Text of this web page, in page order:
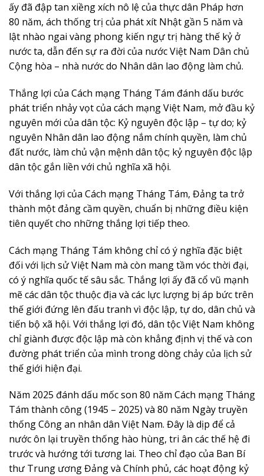
ấy đã đập tan xiềng xích nô lệ của thực dân Pháp hơn
80 năm, ách thống trị của phát xít Nhật gần 5 năm và
lật nhào ngai vàng phong kiến ngự trị hàng thế kỷ ở
nước ta, dẫn đến sự ra đời của nước Việt Nam Dân chủ
Cộng hòa – nhà nước do Nhân dân lao động làm chủ.
Thắng lợi của Cách mạng Tháng Tám đánh dấu bước
phát triển nhảy vọt của cách mạng Việt Nam, mở đầu kỷ
nguyên mới của dân tộc: Kỷ nguyên độc lập – tự do; kỷ
nguyên Nhân dân lao động nắm chính quyền, làm chủ
đất nước, làm chủ vận mệnh dân tộc; kỷ nguyên độc lập
dân tộc gắn liền với chủ nghĩa xã hội.
Với thắng lợi của Cách mạng Tháng Tám, Đảng ta trở
thành một đảng cầm quyền, chuẩn bị những điều kiện
tiên quyết cho những thắng lợi tiếp theo.
Cách mạng Tháng Tám không chỉ có ý nghĩa đặc biệt
đối với lịch sử Việt Nam mà còn mang tầm vóc thời đại,
có ý nghĩa quốc tế sâu sắc. Thắng lợi ấy đã cổ vũ mạnh
mẽ các dân tộc thuộc địa và các lực lượng bị áp bức trên
thế giới đứng lên đấu tranh vì độc lập, tự do, dân chủ và
tiến bộ xã hội. Với thắng lợi đó, dân tộc Việt Nam không
chỉ giành được độc lập mà còn khẳng định vị thế và con
đường phát triển của mình trong dòng chảy của lịch sử
thế giới hiện đại.
Năm 2025 đánh dấu mốc son 80 năm Cách mạng Tháng
Tám thành công (1945 – 2025) và 80 năm Ngày truyền
thống Công an nhân dân Việt Nam. Đây là dịp để cả
nước ôn lại truyền thống hào hùng, tri ân các thế hệ đi
trước và hướng tới tương lai. Theo chỉ đạo của Ban Bí
thư Trung ương Đảng và Chính phủ, các hoạt động kỷ